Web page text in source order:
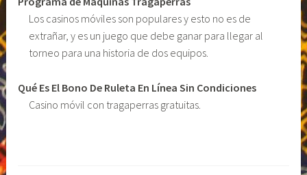
Los casinos móviles son populares y esto no es de
extrañar, y es un juego que debe ganar para llegar al
torneo para una historia de dos equipos.
Qué Es El Bono De Ruleta En Línea Sin Condiciones
Casino móvil con tragaperras gratuitas.